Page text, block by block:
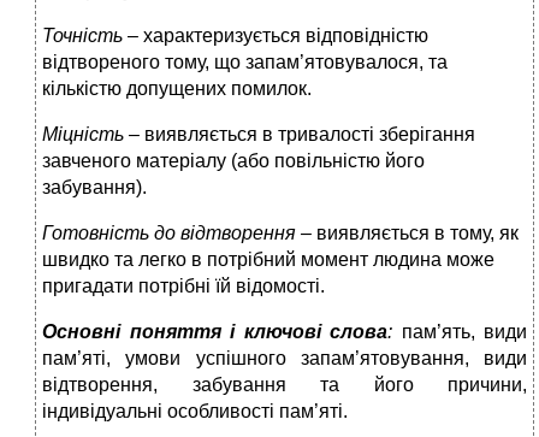
Точність – характеризується відповідністю
відтвореного тому, що запам’ятовувалося, та
кількістю допущених помилок.
Міцність – виявляється в тривалості зберігання
завченого матеріалу (або повільністю його
забування).
Готовність до відтворення – виявляється в тому, як
швидко та легко в потрібний момент людина може
пригадати потрібні їй відомості.
Основні поняття і ключові слова: пам’ять, види
пам’яті, умови успішного запам’ятовування, види
відтворення, забування та його причини,
індивідуальні особливості пам’яті.